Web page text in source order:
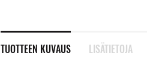
TUOTTEEN KUVAUS LISÄTIETOJA